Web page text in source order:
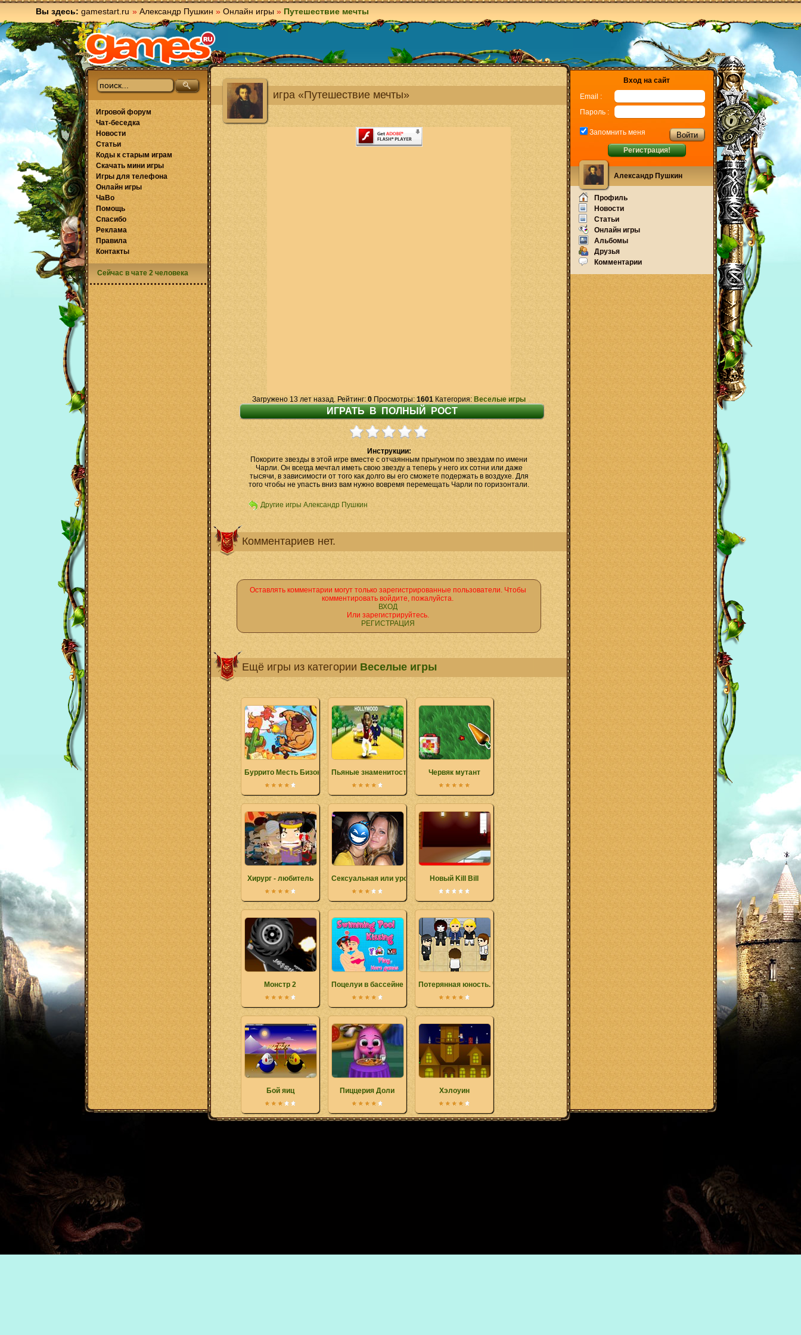
Вы здесь: gamestart.ru » Александр Пушкин » Онлайн игры » Путешествие мечты
игра «Путешествие мечты»
Загружено 13 лет назад. Рейтинг:0 Просмотры: 1601 Категория: Веселые игры
Инструкции:
Покорите звезды в этой игре вместе с отчаянным прыгуном по звездам по имени
Чарли. Он всегда мечтал иметь свою звезду а теперь у него их сотни или даже
тысячи, в зависимости от того как долго вы его сможете подержать в воздухе. Для
того чтобы не упасть вниз вам нужно вовремя перемещать Чарли по горизонтали.
Другие игры Александр Пушкин
Комментариев нет.
Оставлять комментарии могут только зарегистрированные пользователи. Чтобы
комментировать войдите, пожалуйста.
ВХОД
Или зарегистрируйтесь.
РЕГИСТРАЦИЯ
Ещё игры из категории Веселые игры
Буррито Месть Бизона Пьяные знаменитости Червяк мутант
Хирург - любитель Сексуальная или уродина? Новый Kill Bill
Монстр 2 Поцелуи в бассейне Потерянная юность. Часть 1
Бой яиц Пиццерия Доли Хэлоуин
Игровой форум
Чат-беседка
Новости
Статьи
Коды к старым играм
Скачать мини игры
Игры для телефона
Онлайн игры
ЧаВо
Помощь
Спасибо
Реклама
Правила
Контакты
Сейчас в чате 2 человека
Вход на сайт
Email :
Пароль :
Запомнить меня
Регистрация!
Александр Пушкин
Профиль
Новости
Статьи
Онлайн игры
Альбомы
Друзья
Комментарии